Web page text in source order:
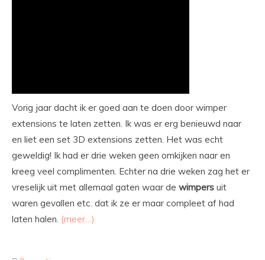
Vorig jaar dacht ik er goed aan te doen door wimper
extensions te laten zetten. Ik was er erg benieuwd naar
en liet een set 3D extensions zetten. Het was echt
geweldig! Ik had er drie weken geen omkijken naar en
kreeg veel complimenten. Echter na drie weken zag het er
vreselijk uit met allemaal gaten waar de wimpers uit
waren gevallen etc. dat ik ze er maar compleet af had
laten halen. (meer…)